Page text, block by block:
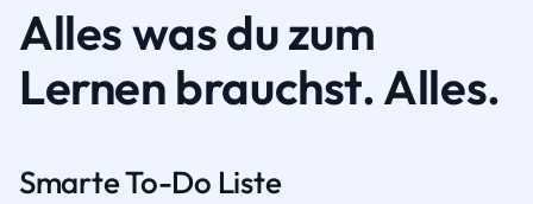
Alles was du zum
Lernen brauchst. Alles.
Smarte To-Do Liste